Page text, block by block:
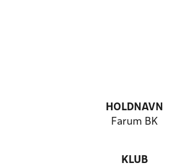
HOLDNAVN
Farum BK
KLUB